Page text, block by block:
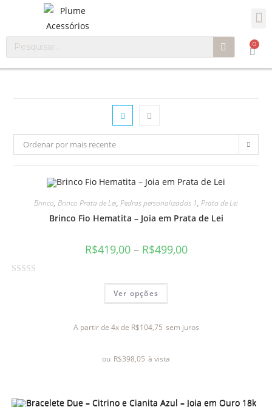
0
Ordenar por mais recente
Brinco, Brinco Prata de Lei, Pedras personalizadas 1, Prata de Lei
Brinco Fio Hematita – Joia em Prata de Lei
R$419,00– R$499,00
0
Ver opções
A partir de 4x de R$104,75 sem juros
ou R$398,05 à vista